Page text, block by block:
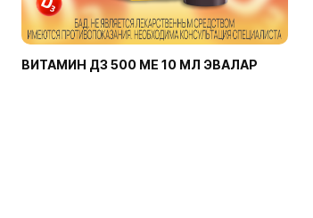
ВИТАМИН Д3 500 МЕ 10 МЛ ЭВАЛАР